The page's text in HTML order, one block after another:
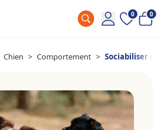
0 0
Chien > Comportement > Sociabiliser